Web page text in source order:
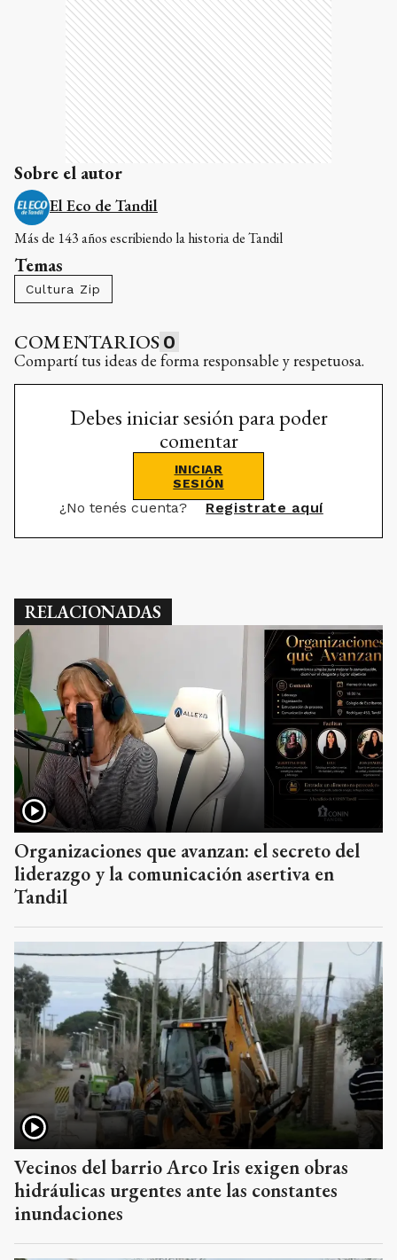
Sobre el autor
El Eco de Tandil
Más de 143 años escribiendo la historia de Tandil
Temas
Cultura Zip
COMENTARIOS 0
Compartí tus ideas de forma responsable y respetuosa.
Debes iniciar sesión para poder
comentar
INICIAR
SESIÓN
¿No tenés cuenta? Registrate aquí
RELACIONADAS
Organizaciones que avanzan: el secreto del
liderazgo y la comunicación asertiva en
Tandil
Vecinos del barrio Arco Iris exigen obras
hidráulicas urgentes ante las constantes
inundaciones